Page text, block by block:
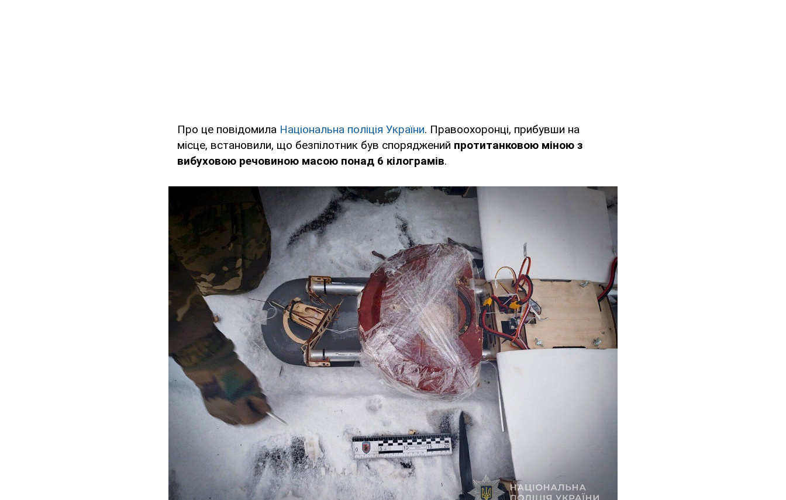
Про це повідомила Національна поліція України. Правоохоронці, прибувши на
місце, встановили, що безпілотник був споряджений протитанковою міною з
вибуховою речовиною масою понад 6 кілограмів.